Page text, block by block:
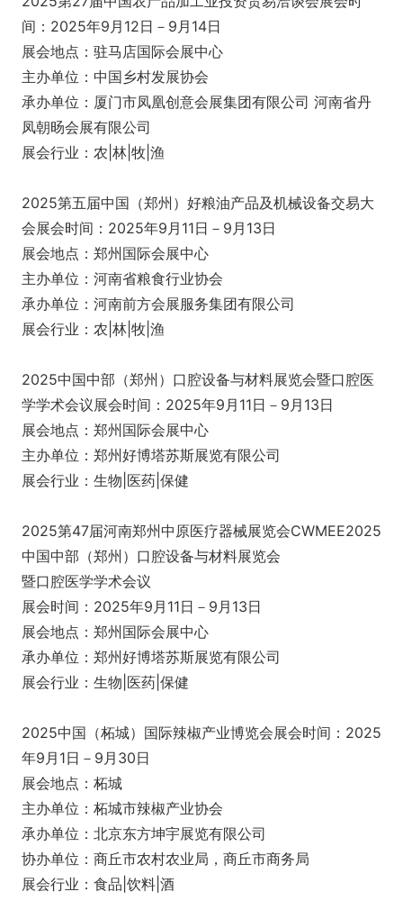
间：2025年9月12日－9月14日
展会地点：驻马店国际会展中心
主办单位：中国乡村发展协会
承办单位：厦门市凤凰创意会展集团有限公司 河南省丹
凤朝旸会展有限公司
展会行业：农|林|牧|渔
2025第五届中国（郑州）好粮油产品及机械设备交易大
会展会时间：2025年9月11日－9月13日
展会地点：郑州国际会展中心
主办单位：河南省粮食行业协会
承办单位：河南前方会展服务集团有限公司
展会行业：农|林|牧|渔
2025中国中部（郑州）口腔设备与材料展览会暨口腔医
学学术会议展会时间：2025年9月11日－9月13日
展会地点：郑州国际会展中心
主办单位：郑州好博塔苏斯展览有限公司
展会行业：生物|医药|保健
2025第47届河南郑州中原医疗器械展览会CWMEE2025
中国中部（郑州）口腔设备与材料展览会
暨口腔医学学术会议
展会时间：2025年9月11日－9月13日
展会地点：郑州国际会展中心
承办单位：郑州好博塔苏斯展览有限公司
展会行业：生物|医药|保健
2025中国（柘城）国际辣椒产业博览会展会时间：2025
年9月1日－9月30日
展会地点：柘城
主办单位：柘城市辣椒产业协会
承办单位：北京东方坤宇展览有限公司
协办单位：商丘市农村农业局，商丘市商务局
展会行业：食品|饮料|酒